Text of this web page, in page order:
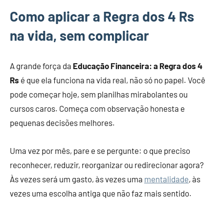
Como aplicar a Regra dos 4 Rs
na vida, sem complicar
A grande força da Educação Financeira: a Regra dos 4
Rs é que ela funciona na vida real, não só no papel. Você
pode começar hoje, sem planilhas mirabolantes ou
cursos caros. Começa com observação honesta e
pequenas decisões melhores.
Uma vez por mês, pare e se pergunte: o que preciso
reconhecer, reduzir, reorganizar ou redirecionar agora?
Às vezes será um gasto, às vezes uma mentalidade, às
vezes uma escolha antiga que não faz mais sentido.